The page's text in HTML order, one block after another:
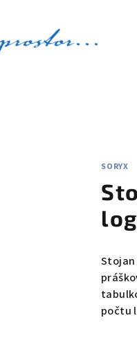
SORYX
Stojan
počtu